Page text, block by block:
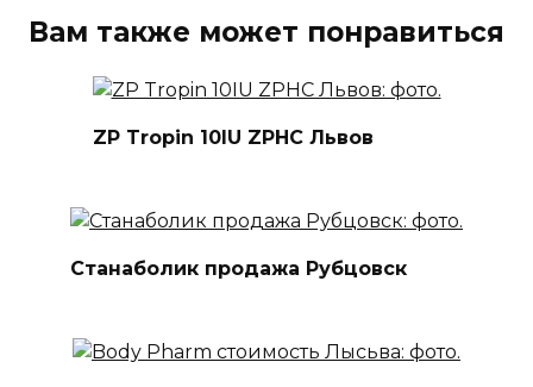
Вам также может понравиться
ZP Tropin 10IU ZPHC Львов
Станаболик продажа Рубцовск